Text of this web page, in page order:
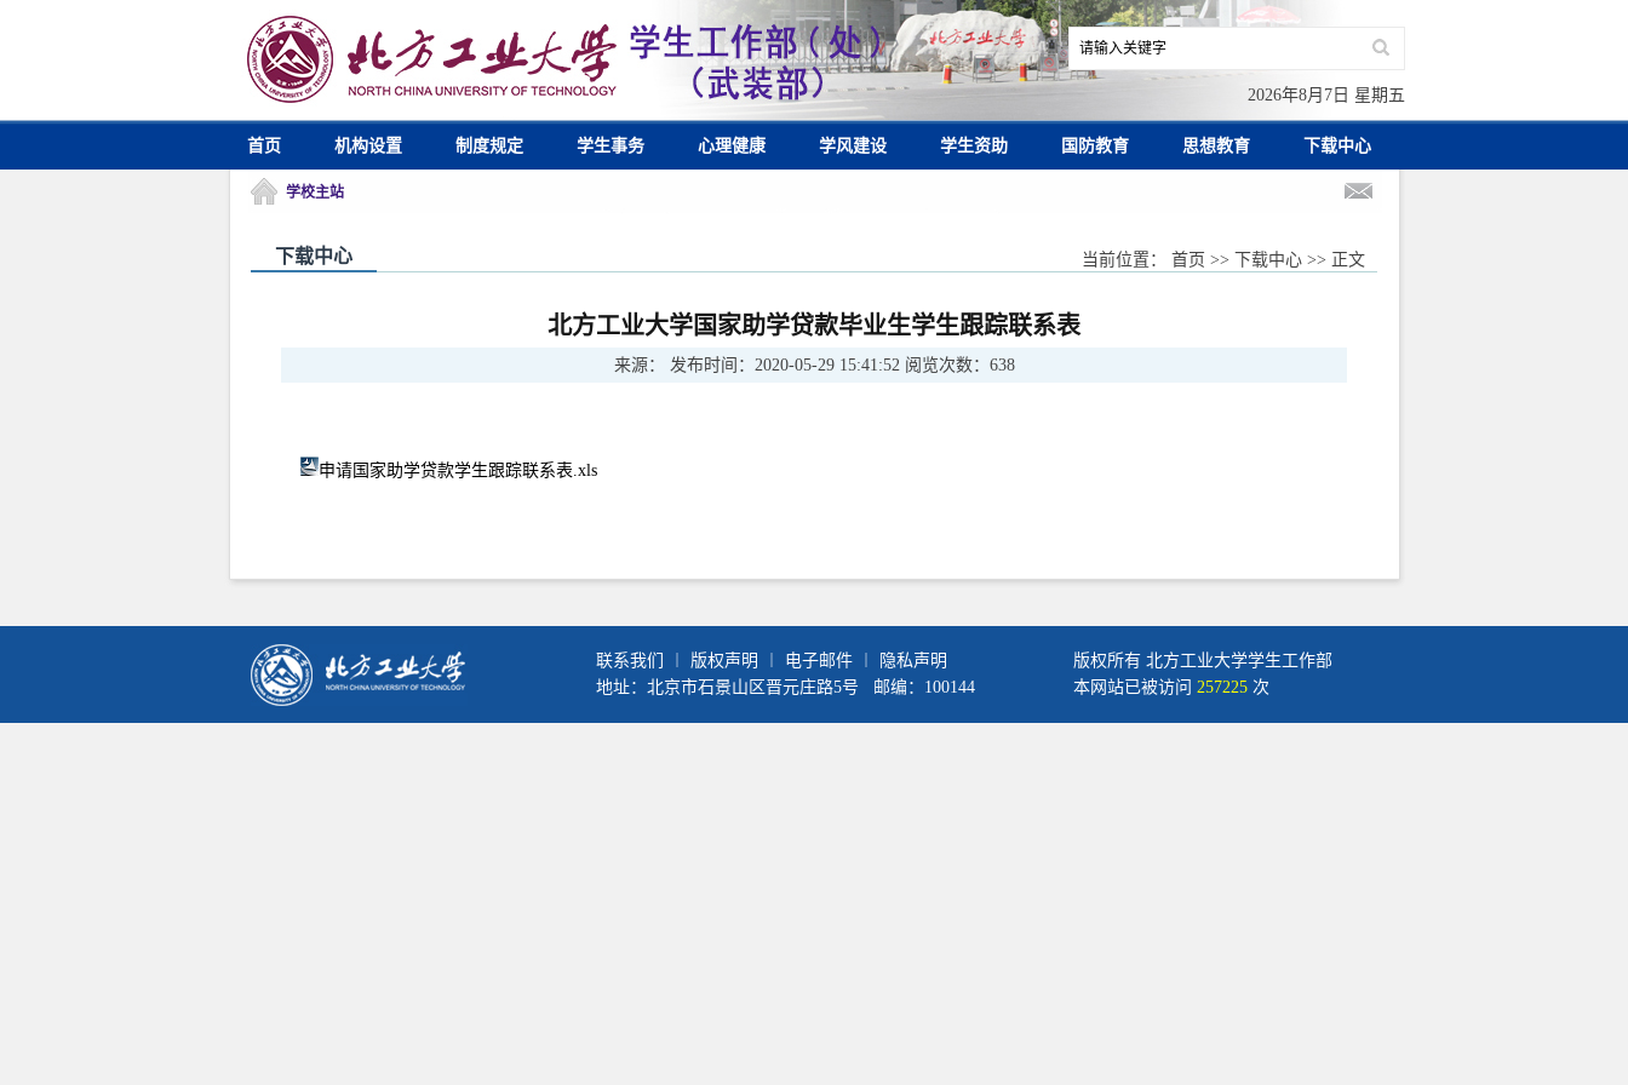
2026年8月7日 星期五
首页 机构设置 制度规定 学生事务 心理健康 学风建设 学生资助 国防教育 思想教育 下载中心
学校主站
下载中心 当前位置： 首页 >> 下载中心 >> 正文
北方工业大学国家助学贷款毕业生学生跟踪联系表
来源： 发布时间： 2020-05-29 15:41:52阅览次数： 638
申请国家助学贷款学生跟踪联系表.xls
联系我们 版权声明 电子邮件
隐私声明
地址：北京市石景山区晋元庄路5号 邮编：100144
版权所有 北方工业大学学生工作部
本网站已被访问 257225 次